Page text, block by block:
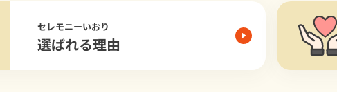
セレモニーいおり
選ばれる理由